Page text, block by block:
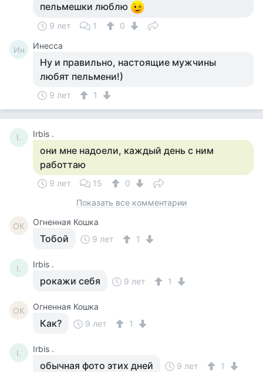
пельмешки люблю
9 лет 1 0
Ин Инесса
Ну и правильно, настоящие мужчины
любят пельмени!)
9 лет 1
I. Irbis .
они мне надоели, каждый день с ним
работтаю
9 лет 15
0
Показать все комментарии
ОК Огненная Кошка
Тобой 9 лет 1
I. Irbis .
рокажи себя 9 лет 1
ОК Огненная Кошка
Как? 9 лет 1
I. Irbis .
обычная фото этих дней 9 лет 1